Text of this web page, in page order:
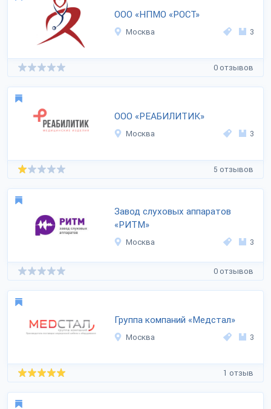
ООО «НПМО «РОСТ»
Москва 3
0 отзывов
ООО «РЕАБИЛИТИК»
Москва 3
5 отзывов
Завод слуховых аппаратов
«РИТМ»
Москва 3
0 отзывов
Группа компаний «Медстал»
Москва 3
1 отзыв